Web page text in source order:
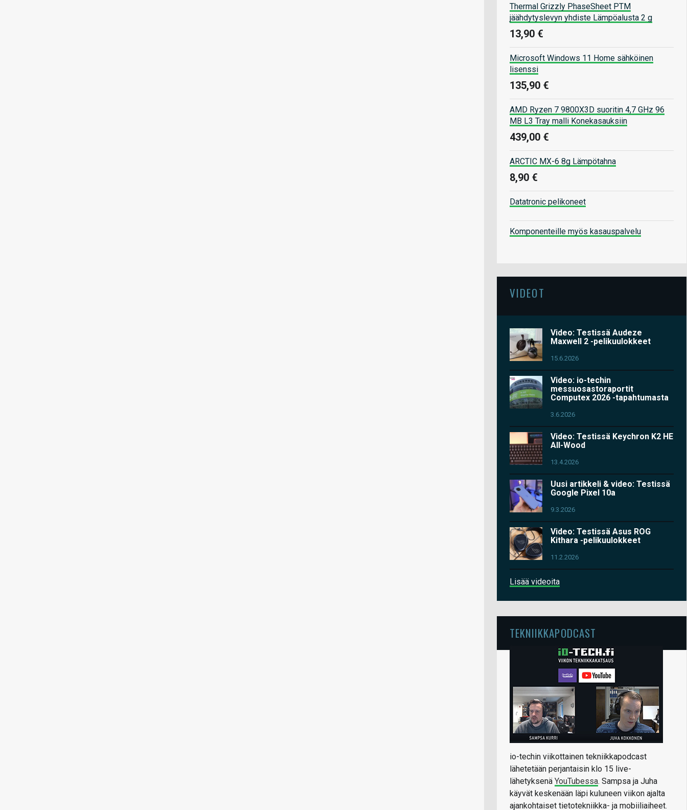
Thermal Grizzly PhaseSheet PTM
jäähdytyslevyn yhdiste Lämpöalusta 2 g
13,90 €
Microsoft Windows 11 Home sähköinen
lisenssi
135,90 €
AMD Ryzen 7 9800X3D suoritin 4,7 GHz 96
MB L3 Tray malli Konekasauksiin
439,00 €
ARCTIC MX-6 8g Lämpötahna
8,90 €
Datatronic pelikoneet
Komponenteille myös kasauspalvelu
VIDEOT
Video: Testissä Audeze
Maxwell 2 -pelikuulokkeet
15.6.2026
Video: io-techin
messuosastoraportit
Computex 2026 -tapahtumasta
3.6.2026
Video: Testissä Keychron K2 HE
All-Wood
13.4.2026
Uusi artikkeli & video: Testissä
Google Pixel 10a
9.3.2026
Video: Testissä Asus ROG
Kithara -pelikuulokkeet
11.2.2026
Lisää videoita
TEKNIIKKAPODCAST
io-techin viikottainen tekniikkapodcast
lähetetään perjantaisin klo 15 live-
lähetyksenä YouTubessa. Sampsa ja Juha
käyvät keskenään läpi kuluneen viikon ajalta
ajankohtaiset tietotekniikka- ja mobiiliaiheet.